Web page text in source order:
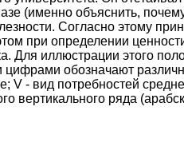
(именно объяснить,
Согласно этому
при определении
Для иллюстрации этого
обозначают
V - вид потребностей
вертикального ряда